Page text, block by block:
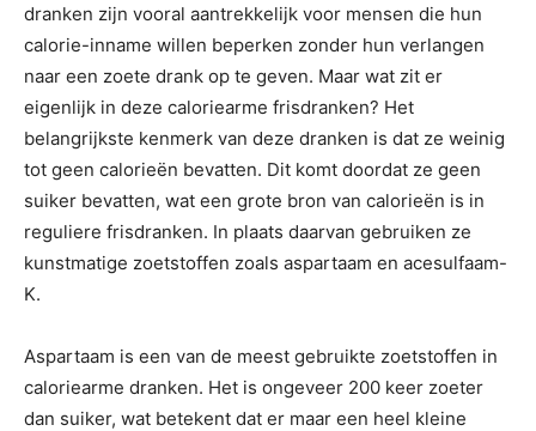
dranken zijn vooral aantrekkelijk voor mensen die hun
calorie-inname willen beperken zonder hun verlangen
naar een zoete drank op te geven. Maar wat zit er
eigenlijk in deze caloriearme frisdranken? Het
belangrijkste kenmerk van deze dranken is dat ze weinig
tot geen calorieën bevatten. Dit komt doordat ze geen
suiker bevatten, wat een grote bron van calorieën is in
reguliere frisdranken. In plaats daarvan gebruiken ze
kunstmatige zoetstoffen zoals aspartaam en acesulfaam-
K.
Aspartaam is een van de meest gebruikte zoetstoffen in
caloriearme dranken. Het is ongeveer 200 keer zoeter
dan suiker, wat betekent dat er maar een heel kleine